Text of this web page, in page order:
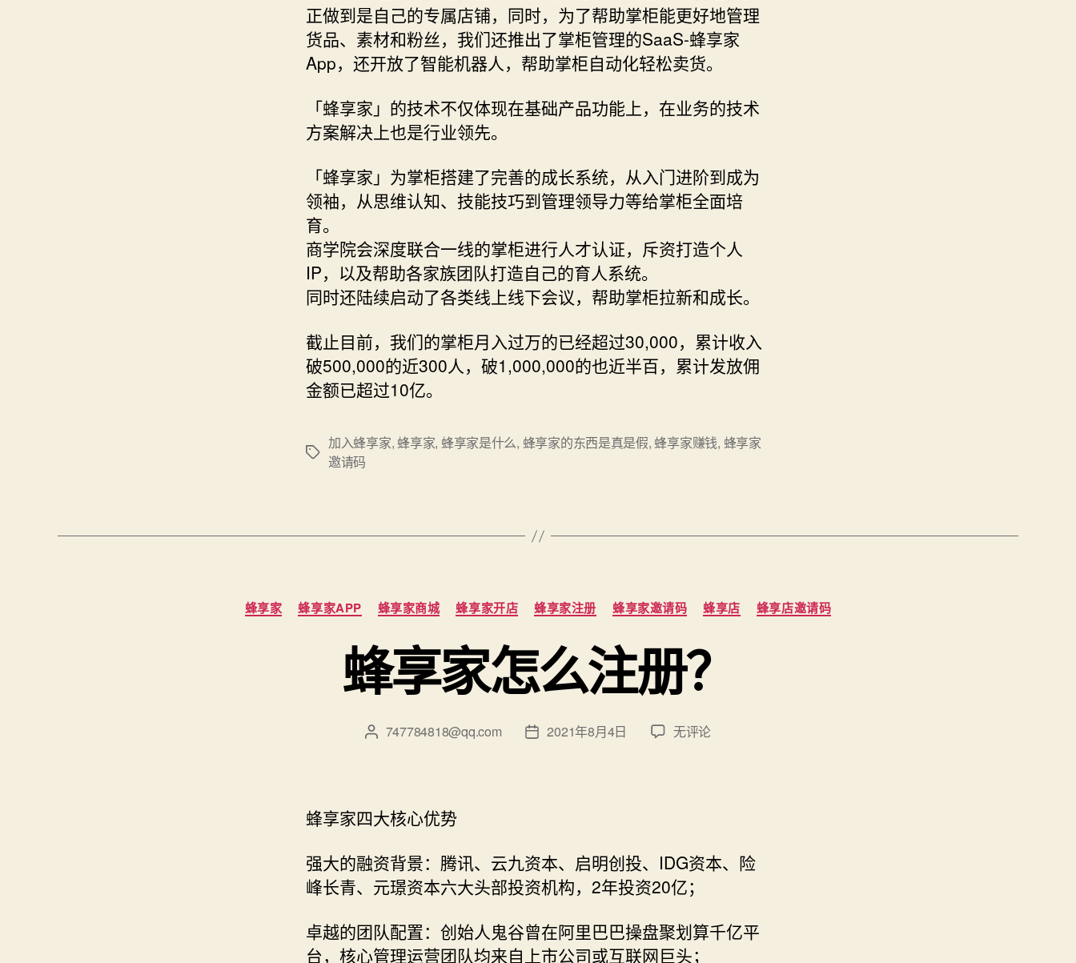
正做到是自己的专属店铺，同时，为了帮助掌柜能更好地管理
货品、素材和粉丝，我们还推出了掌柜管理的SaaS-蜂享家
App，还开放了智能机器人，帮助掌柜自动化轻松卖货。
「蜂享家」的技术不仅体现在基础产品功能上，在业务的技术
方案解决上也是行业领先。
「蜂享家」为掌柜搭建了完善的成长系统，从入门进阶到成为
领袖，从思维认知、技能技巧到管理领导力等给掌柜全面培
育。
商学院会深度联合一线的掌柜进行人才认证，斥资打造个人
IP，以及帮助各家族团队打造自己的育人系统。
同时还陆续启动了各类线上线下会议，帮助掌柜拉新和成长。
截止目前，我们的掌柜月入过万的已经超过30,000，累计收入
破500,000的近300人，破1,000,000的也近半百，累计发放佣
金额已超过10亿。
标
加入蜂享家, 蜂享家, 蜂享家是什么, 蜂享家的东西是真是假, 蜂享家赚钱, 蜂享家
邀请码
分
类
蜂享家 蜂享家APP 蜂享家商城 蜂享家开店 蜂享家注册 蜂享家邀请码 蜂享店 蜂享店邀请码
蜂享家怎么注册？
文 747784818@qq.com
发 2021年8月4日
蜂
无评论
蜂享家四大核心优势
强大的融资背景：腾讯、云九资本、启明创投、IDG资本、险
峰长青、元璟资本六大头部投资机构，2年投资20亿；
卓越的团队配置：创始人鬼谷曾在阿里巴巴操盘聚划算千亿平
台，核心管理运营团队均来自上市公司或互联网巨头；